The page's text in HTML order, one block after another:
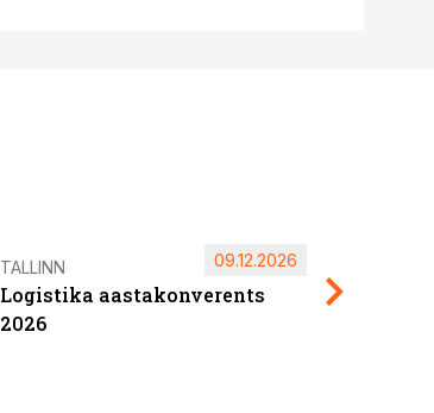
TALLINN
Logistika aastakonverents
2026
09.12.2026